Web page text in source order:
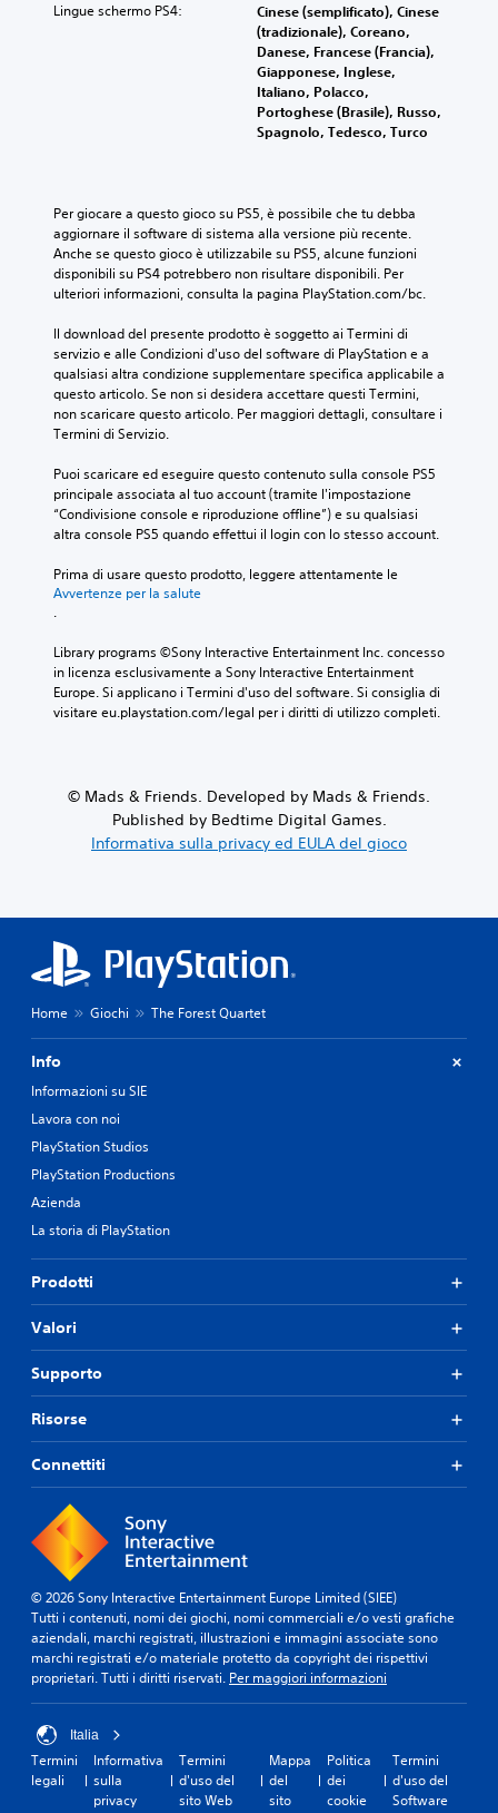
Lingue schermo PS4:
Cinese (semplificato), Cinese
(tradizionale), Coreano,
Danese, Francese (Francia),
Giapponese, Inglese,
Italiano, Polacco,
Portoghese (Brasile), Russo,
Spagnolo, Tedesco, Turco
Per giocare a questo gioco su PS5, è possibile che tu debba
aggiornare il software di sistema alla versione più recente.
Anche se questo gioco è utilizzabile su PS5, alcune funzioni
disponibili su PS4 potrebbero non risultare disponibili. Per
ulteriori informazioni, consulta la pagina PlayStation.com/bc.
Il download del presente prodotto è soggetto ai Termini di
servizio e alle Condizioni d'uso del software di PlayStation e a
qualsiasi altra condizione supplementare specifica applicabile a
questo articolo. Se non si desidera accettare questi Termini,
non scaricare questo articolo. Per maggiori dettagli, consultare i
Termini di Servizio.
Puoi scaricare ed eseguire questo contenuto sulla console PS5
principale associata al tuo account (tramite l'impostazione
“Condivisione console e riproduzione offline”) e su qualsiasi
altra console PS5 quando effettui il login con lo stesso account.
Prima di usare questo prodotto, leggere attentamente le
Avvertenze per la salute
.
Library programs ©Sony Interactive Entertainment Inc. concesso
in licenza esclusivamente a Sony Interactive Entertainment
Europe. Si applicano i Termini d'uso del software. Si consiglia di
visitare eu.playstation.com/legal per i diritti di utilizzo completi.
© Mads & Friends. Developed by Mads & Friends.
Published by Bedtime Digital Games.
Informativa sulla privacy ed EULA del gioco
Home Giochi The Forest Quartet
Info
Informazioni su SIE
Lavora con noi
PlayStation Studios
PlayStation Productions
Azienda
La storia di PlayStation
Prodotti
Valori
Supporto
Risorse
Connettiti
© 2026 Sony Interactive Entertainment Europe Limited (SIEE)
Tutti i contenuti, nomi dei giochi, nomi commerciali e/o vesti grafiche
aziendali, marchi registrati, illustrazioni e immagini associate sono
marchi registrati e/o materiale protetto da copyright dei rispettivi
proprietari. Tutti i diritti riservati. Per maggiori informazioni
Italia
Termini
legali
Informativa
sulla
privacy
Termini
d'uso del
sito Web
Mappa
del
sito
Politica
dei
cookie
Termini
d'uso del
Software